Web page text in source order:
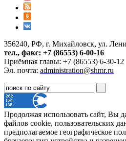
356240, РФ, г. Михайловск, ул.
тел., факс: +7 (86553) 6-00-16
Приёмная главы: +7 (86553) 6-30-12
Эл. почта: administration@shmr.ru
Продолжая использовать сайт, Вы
файлов cookie, пользовательских
предполагаемое географическое